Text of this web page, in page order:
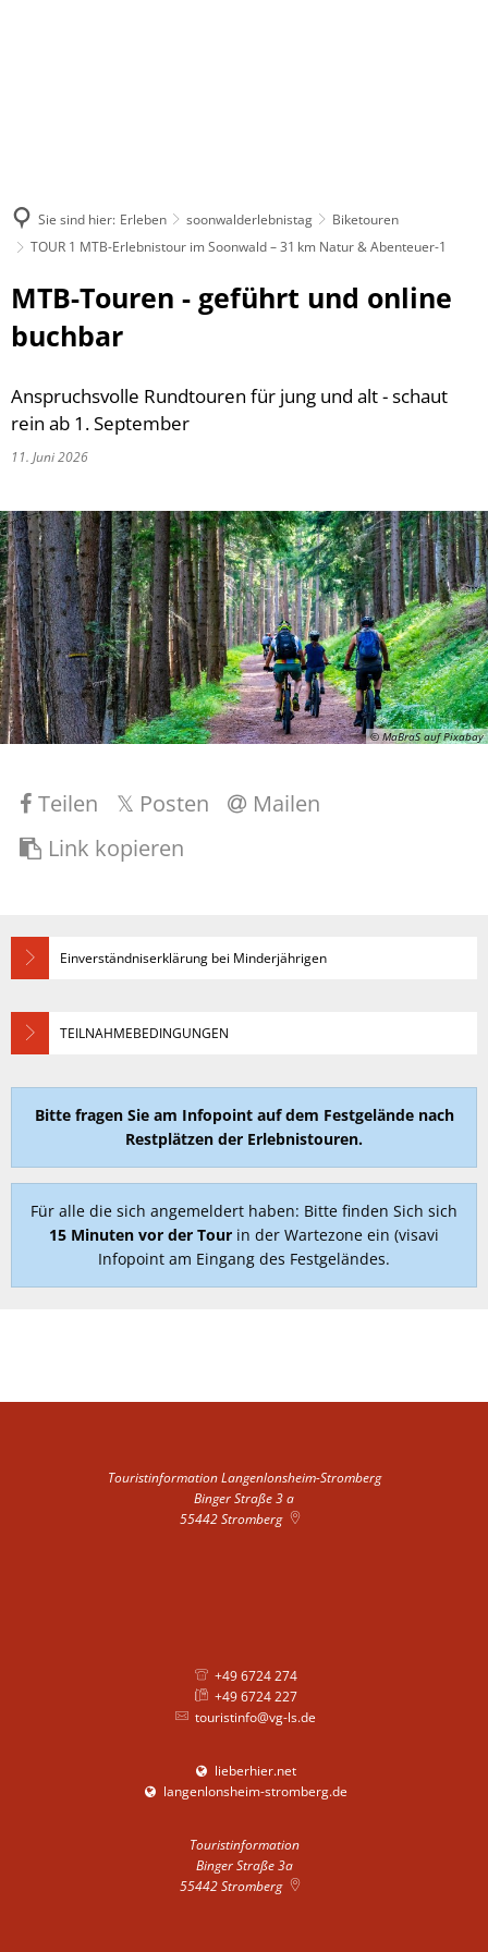
Sie sind hier: Erleben soonwalderlebnistag
Biketouren
TOUR 1 MTB-Erlebnistour im Soonwald – 31 km Natur & Abenteuer-1
MTB-Touren - geführt und online
buchbar
Anspruchsvolle Rundtouren für jung und alt - schaut
rein ab 1. September
11. Juni 2026
© MaBraS auf Pixabay
Teilen Posten
Mailen
Link kopieren
Einverständniserklärung bei Minderjährigen
TEILNAHMEBEDINGUNGEN
Bitte fragen Sie am Infopoint auf dem Festgelände nach
Restplätzen der Erlebnistouren.
Für alle die sich angemeldert haben: Bitte finden Sich sich
15 Minuten vor der Tour in der Wartezone ein (visavi
Infopoint am Eingang des Festgeländes.
Touristinformation Langenlonsheim-Stromberg
Binger Straße 3 a
55442Stromberg
+49 6724 274
+49 6724 227
touristinfo@vg-ls.de
lieberhier.net
langenlonsheim-stromberg.de
Touristinformation
Binger Straße 3a
55442Stromberg